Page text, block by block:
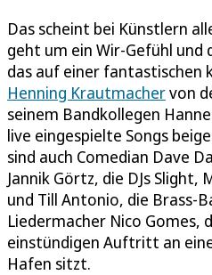
Das scheint bei Künstlern
geht um ein Wir-Gefühl und
das auf einer fantastischen
Henning Krautmachervon
seinem Bandkollegen
live eingespielte Songs
sind auch Comedian Dave
Jannik Görtz, die DJs Slight,
und Till Antonio, die Brass-
Liedermacher Nico Gomes,
einstündigen Auftritt an
Hafen sitzt.